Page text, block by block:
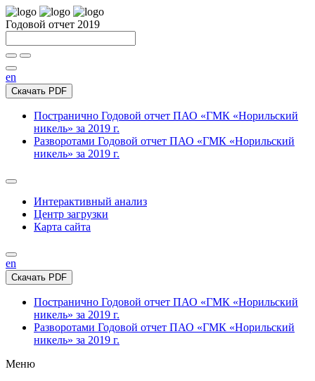
Годовой отчет 2019
en
Скачать PDF
Постранично Годовой отчет ПАО «ГМК «Норильский
никель» за 2019 г.
Разворотами Годовой отчет ПАО «ГМК «Норильский
никель» за 2019 г.
Интерактивный анализ
Центр загрузки
Карта сайта
en
Скачать PDF
Постранично Годовой отчет ПАО «ГМК «Норильский
никель» за 2019 г.
Разворотами Годовой отчет ПАО «ГМК «Норильский
никель» за 2019 г.
Меню